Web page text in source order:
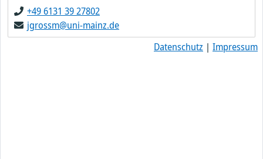
+49 6131 39 27802
jgrossm@uni-mainz.de
Datenschutz | Impressum